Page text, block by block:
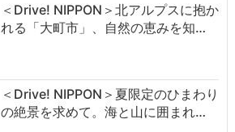
＜Drive! NIPPON＞北アルプスに抱か
れる「大町市」、自然の恵みを知…
＜Drive! NIPPON＞夏限定のひまわり
の絶景を求めて。海と山に囲まれ…